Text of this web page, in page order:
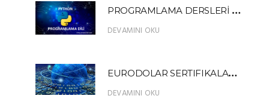
P
ROGRAMLAMA DERSLERİ PYTHON 13
DEVAMINI OKU
E
URODOLAR SERTIFIKALARI NEDİR?
DEVAMINI OKU